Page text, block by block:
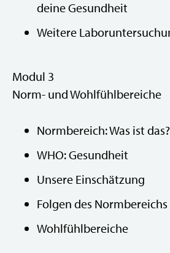
deine Gesundheit
Weitere
Modul 3
Norm- und Wohlfühlbereiche
Normbereich: Was ist das?
WHO: Gesundheit
Unsere Einschätzung
Folgen des Normbereichs
Wohlfühlbereiche